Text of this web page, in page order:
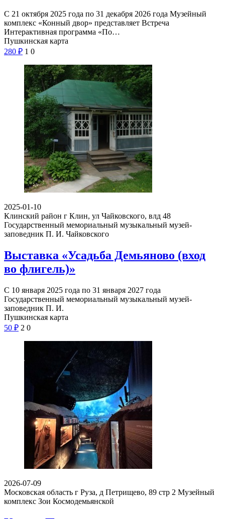
С 21 октября 2025 года по 31 декабря 2026 года Музейный
комплекс «Конный двор» представляет Встреча
Интерактивная программа «По…
Пушкинская карта
280 ₽ 1 0
2025-01-10
Клинский район г Клин, ул Чайковского, влд 48
Государственный мемориальный музыкальный музей-
заповедник П. И. Чайковского
Выставка «Усадьба Демьяново (вход
во флигель)»
С 10 января 2025 года по 31 января 2027 года
Государственный мемориальный музыкальный музей-
заповедник П. И.
Пушкинская карта
50 ₽ 2 0
2026-07-09
Московская область г Руза, д Петрищево, 89 стр 2 Музейный
комплекс Зои Космодемьянской